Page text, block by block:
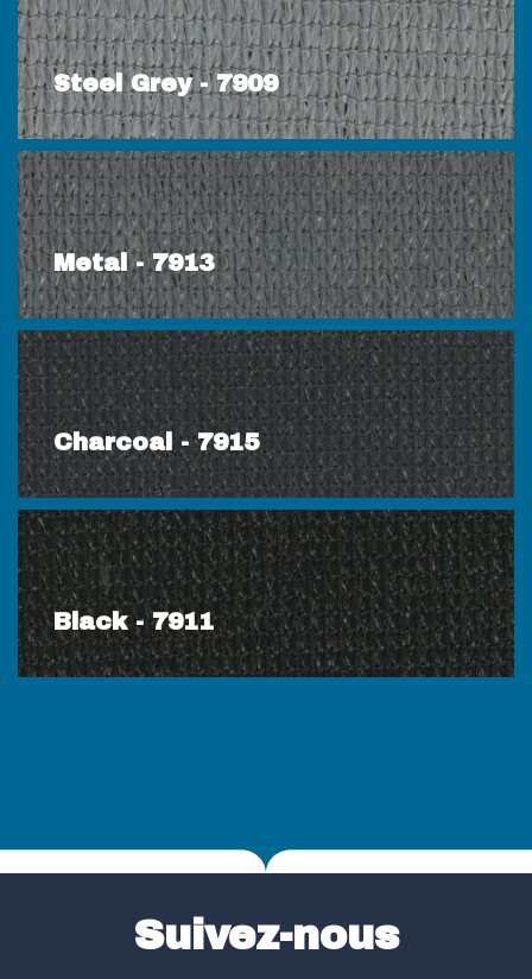
Steel Grey - 7909
Metal - 7913
Charcoal - 7915
Black - 7911
Suivez-nous